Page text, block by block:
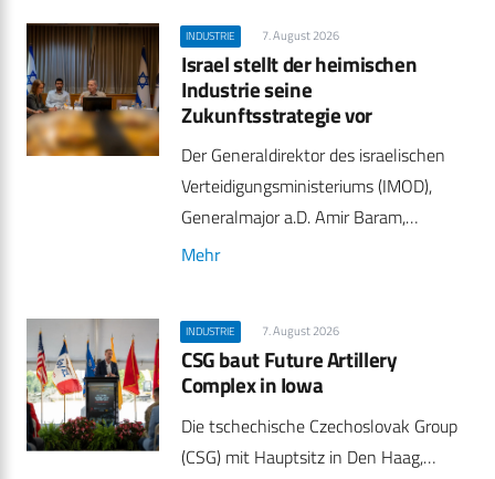
INDUSTRIE 7. August 2026
Israel stellt der heimischen
Industrie seine
Zukunftsstrategie vor
Der Generaldirektor des israelischen
Verteidigungsministeriums (IMOD),
Generalmajor a.D. Amir Baram,…
Mehr
INDUSTRIE 7. August 2026
CSG baut Future Artillery
Complex in Iowa
Die tschechische Czechoslovak Group
(CSG) mit Hauptsitz in Den Haag,…